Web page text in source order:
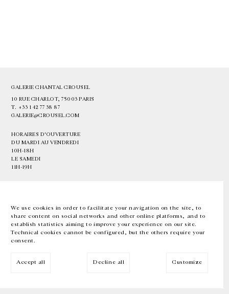
We use cookies in order to facilitate your navigation on the site, to
share content on social networks and other online platforms, and to
establish statistics aiming to improve your experience on our site.
Technical cookies cannot be configured, but the others require your
consent.
Accept all Decline all Customize
GALERIE CHANTAL CROUSEL
10 RUE CHARLOT, 75003 PARIS
T. +33 1 42 77 38 87
GALERIE@CROUSEL.COM
HORAIRES D'OUVERTURE
DU MARDI AU VENDREDI
10H-18H
LE SAMEDI
11H-19H
EN FR 中文 Facebook Instagram
Inscrivez-vous à notre newsletter